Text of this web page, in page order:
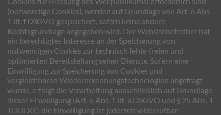
(notwendige Cookies), werden auf Grundlage von Art. 6 Abs.
1 lit. f DSGVO gespeichert, sofern keine andere
Rechtsgrundlage angegeben wird. Der Websitebetreiber hat
ein berechtigtes Interesse an der Speicherung von
notwendigen Cookies zur technisch fehlerfreien und
optimierten Bereitstellung seiner Dienste. Sofern eine
Einwilligung zur Speicherung von Cookies und
vergleichbaren Wiedererkennungstechnologien abgefragt
wurde, erfolgt die Verarbeitung ausschließlich auf Grundlage
dieser Einwilligung (Art. 6 Abs. 1 lit. a DSGVO und § 25 Abs. 1
TDDDG); die Einwilligung ist jederzeit widerrufbar.